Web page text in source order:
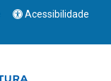
Acessibilidade